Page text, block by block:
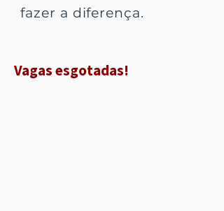
fazer a diferença.
Vagas esgotadas!